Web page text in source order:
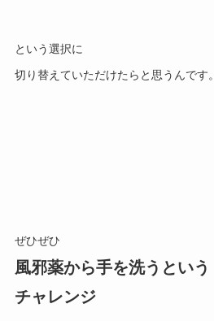
という選択に
切り替えていただけたらと思うんです。
ぜひぜひ
風邪薬から手を洗うという
チャレンジ